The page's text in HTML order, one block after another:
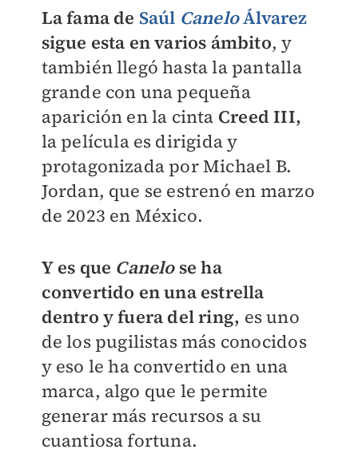
La fama de Saúl CaneloÁlvarez
sigue esta en varios ámbito, y
también llegó hasta la pantalla
grande con una pequeña
aparición en la cinta Creed III,
la película es dirigida y
protagonizada por Michael B.
Jordan, que se estrenó en marzo
de 2023 en México.
Y es que Canelo se ha
convertido en una estrella
dentro y fuera del ring, es uno
de los pugilistas más conocidos
y eso le ha convertido en una
marca, algo que le permite
generar más recursos a su
cuantiosa fortuna.